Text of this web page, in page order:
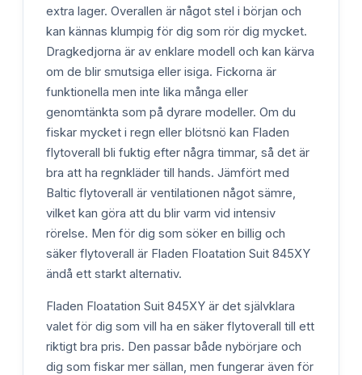
extra lager. Overallen är något stel i början och
kan kännas klumpig för dig som rör dig mycket.
Dragkedjorna är av enklare modell och kan kärva
om de blir smutsiga eller isiga. Fickorna är
funktionella men inte lika många eller
genomtänkta som på dyrare modeller. Om du
fiskar mycket i regn eller blötsnö kan Fladen
flytoverall bli fuktig efter några timmar, så det är
bra att ha regnkläder till hands. Jämfört med
Baltic flytoverall är ventilationen något sämre,
vilket kan göra att du blir varm vid intensiv
rörelse. Men för dig som söker en billig och
säker flytoverall är Fladen Floatation Suit 845XY
ändå ett starkt alternativ.
Fladen Floatation Suit 845XY är det självklara
valet för dig som vill ha en säker flytoverall till ett
riktigt bra pris. Den passar både nybörjare och
dig som fiskar mer sällan, men fungerar även för